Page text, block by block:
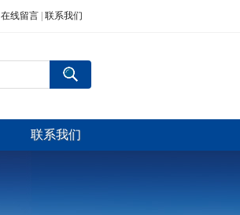
在线留言 联系我们
联系我们